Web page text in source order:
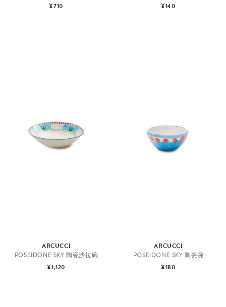
¥710
¥140
ARCUCCI
POSEIDONE SKY 陶瓷沙拉碗
¥1,120
ARCUCCI
POSEIDONE SKY 陶瓷碗
¥180